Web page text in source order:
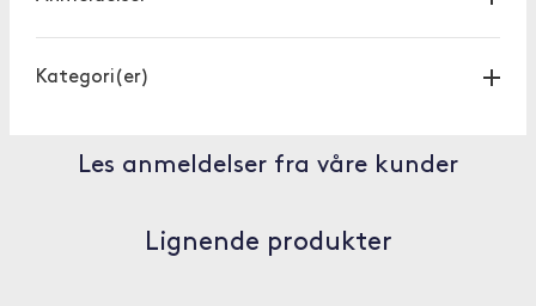
Kategori(er)
Les anmeldelser fra våre kunder
Lignende produkter